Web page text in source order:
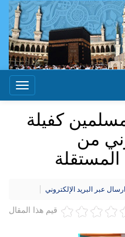
Toggle
كفيلة
من
ارسال عبر البريد الإلكتروني
قيم هذا المقال